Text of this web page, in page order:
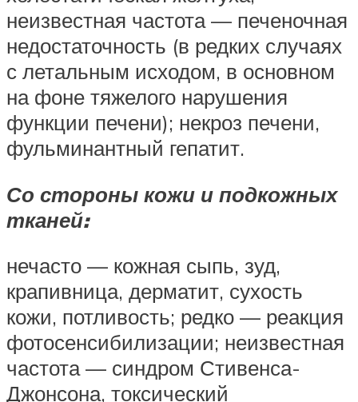
неизвестная частота — печеночная
недостаточность (в редких случаях
с летальным исходом, в основном
на фоне тяжелого нарушения
функции печени); некроз печени,
фульминантный гепатит.
Со стороны кожи и подкожных
тканей:
нечасто — кожная сыпь, зуд,
крапивница, дерматит, сухость
кожи, потливость; редко — реакция
фотосенсибилизации; неизвестная
частота — синдром Стивенса-
Джонсона, токсический